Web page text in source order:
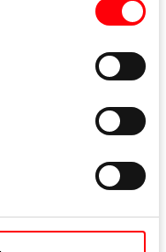
riešení na
projektu si
a fasádnych
komponenty